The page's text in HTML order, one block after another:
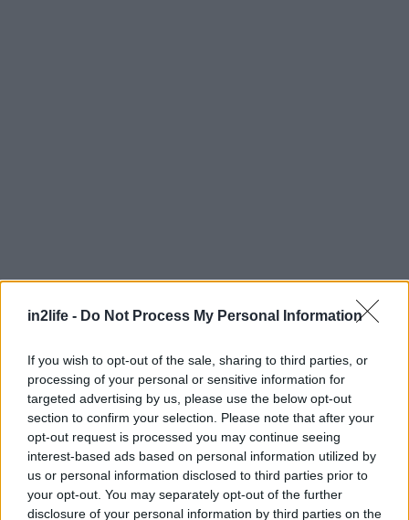
in2life - Do Not Process My Personal Information
If you wish to opt-out of the sale, sharing to third parties, or
processing of your personal or sensitive information for
targeted advertising by us, please use the below opt-out
section to confirm your selection. Please note that after your
opt-out request is processed you may continue seeing
interest-based ads based on personal information utilized by
us or personal information disclosed to third parties prior to
your opt-out. You may separately opt-out of the further
disclosure of your personal information by third parties on the